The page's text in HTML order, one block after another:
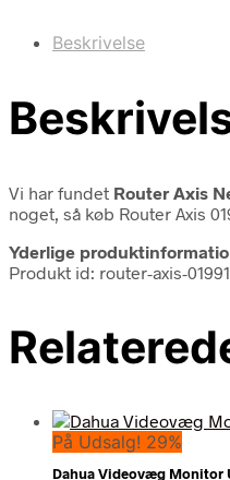
Beskrivelse
Vi har fundet Router Axis
noget, så køb Router Axis
Yderlige
Produkt id: router-axis-
På Udsalg! 29%
Dahua Videovæg Monitor